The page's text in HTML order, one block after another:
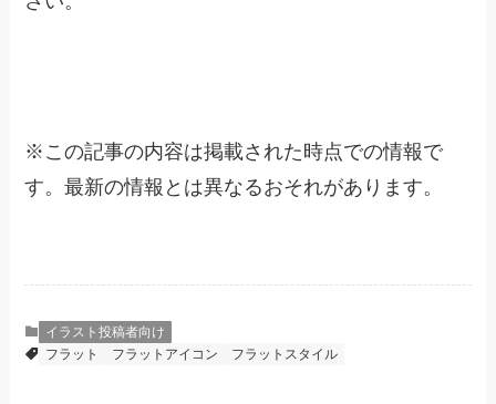
※ この記事の内容は掲載された時点での情報で
す。最新の情報とは異なるおそれがあります。
イラスト投稿者向け
フラット
フラットアイコン フラットスタイル